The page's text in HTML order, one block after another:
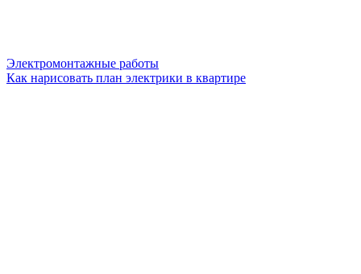
Электромонтажные работы
Как нарисовать план электрики в квартире